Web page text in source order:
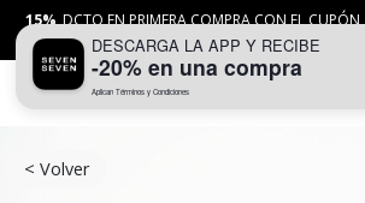
15% DCTO EN PRIMERA COMPRA CON EL CUPÓN
APLICANTYC
< Volver
DESCARGA LA APP Y RECIBE
-20% en una compra
Aplican Términos y Condiciones